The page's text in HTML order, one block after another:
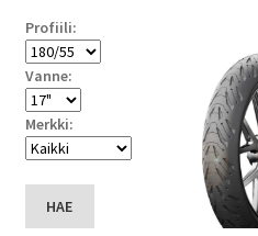
Profiili:
Vanne:
Merkki:
HAE